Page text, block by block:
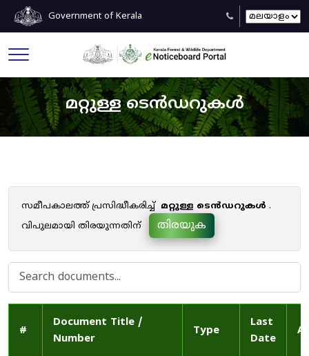
Government of Kerala
മറ്റുള്ള ടെൻഡറുകൾ
സമീപകാലത്ത് പ്രസിദ്ധീകരിച്ച് മറ്റുള്ള ടെൻഡറുകൾ .
വിപുലമായി തിരയുന്നതിന്
തിരയുക
#
Document Title /
Number
Type
Last
Date